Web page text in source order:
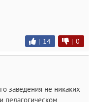
| 14 | 0
заведения не никаких
педагогическом